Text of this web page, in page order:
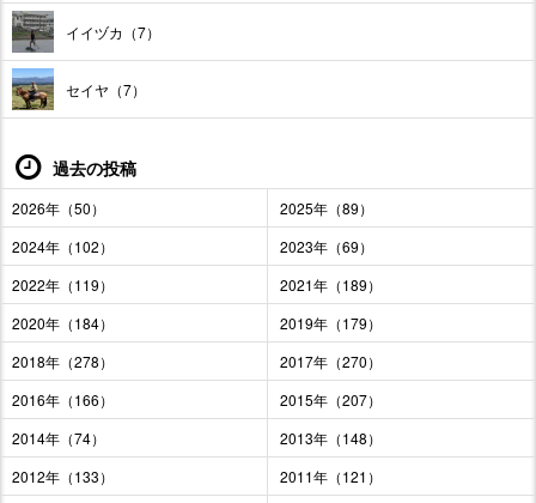
イイヅカ（7）
セイヤ（7）
過去の投稿
2026年（50）
2025年（89）
2024年（102）
2023年（69）
2022年（119）
2021年（189）
2020年（184）
2019年（179）
2018年（278）
2017年（270）
2016年（166）
2015年（207）
2014年（74）
2013年（148）
2012年（133）
2011年（121）